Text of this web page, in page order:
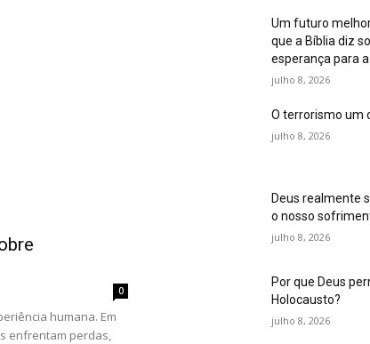
0
humana. Em
enfrentam perdas,
Um futuro
que a Bíblia diz
esperança para
julho 8, 2026
O terrorismo um
julho 8, 2026
Deus realmente
o nosso
julho 8, 2026
Por que Deus
Holocausto?
julho 8, 2026